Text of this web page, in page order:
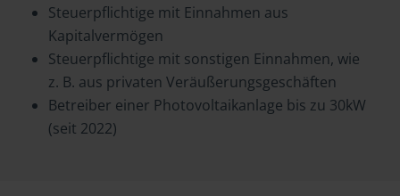
Steuerpflichtige mit Einnahmen aus
Kapitalvermögen
Steuerpflichtige mit sonstigen Einnahmen, wie
z. B. aus privaten Veräußerungsgeschäften
Betreiber einer Photovoltaikanlage bis zu 30kW
(seit 2022)